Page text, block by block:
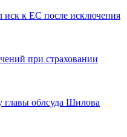
иск к ЕС после исключения
при страховании
главы облсуда Шилова